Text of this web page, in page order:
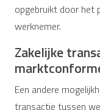
opgebruikt door het
werknemer.
Zakelijke
Een andere
transactie tussen